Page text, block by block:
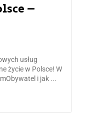
–
usług
życie w Polsce! W
i jak ...